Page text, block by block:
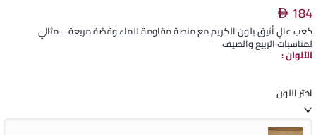
184
كعب عالٍ أنيق بلون الكريم مع منصة مقاومة للماء وقصّة مربعة – مثالي
لمناسبات الربيع والصيف
الألوان:
اختر اللون